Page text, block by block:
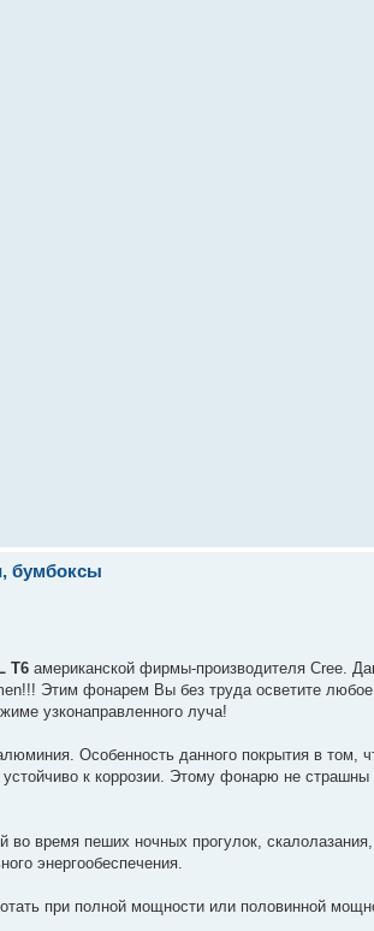
бумбоксы
T6 американской фирмы-производителя Cree.
Этим фонарем Вы без труда осветите
узконаправленного луча!
Особенность данного покрытия в том,
к коррозии. Этому фонарю не
во время пеших ночных прогулок,
энергообеспечения.
при полной мощности или половинной